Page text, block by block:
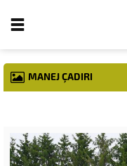
MANEJ ÇADIRI